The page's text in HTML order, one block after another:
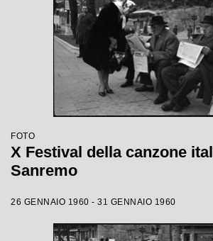
FOTO
X Festival della canzone
Sanremo
26 GENNAIO 1960 - 31 GENNAIO 1960